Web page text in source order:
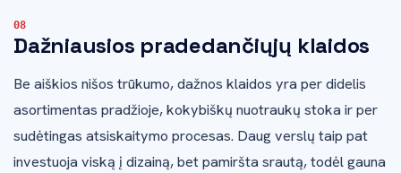
Dažniausios pradedančiųjų klaidos
Be aiškios nišos trūkumo, dažnos klaidos yra per didelis
asortimentas pradžioje, kokybiškų nuotraukų stoka ir per
sudėtingas atsiskaitymo procesas. Daug verslų taip pat
investuoja viską į dizainą, bet pamiršta srautą, todėl gauna